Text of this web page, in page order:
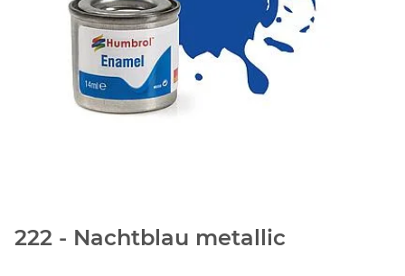
222 - Nachtblau metallic